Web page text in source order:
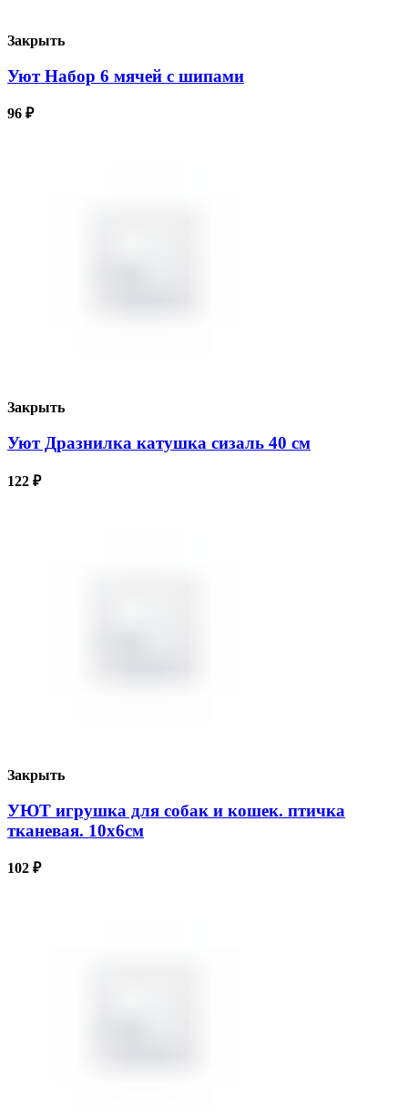
Закрыть
Уют Набор 6 мячей с шипами
96 ₽
Закрыть
Уют Дразнилка катушка сизаль 40 см
122 ₽
Закрыть
УЮТ игрушка для собак и кошек. птичка
тканевая. 10х6см
102 ₽